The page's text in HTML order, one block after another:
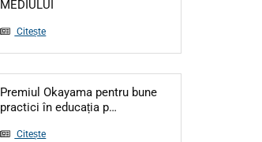
MEDIULUI
Citește
Premiul Okayama pentru bune
practici în educația p…
Citește